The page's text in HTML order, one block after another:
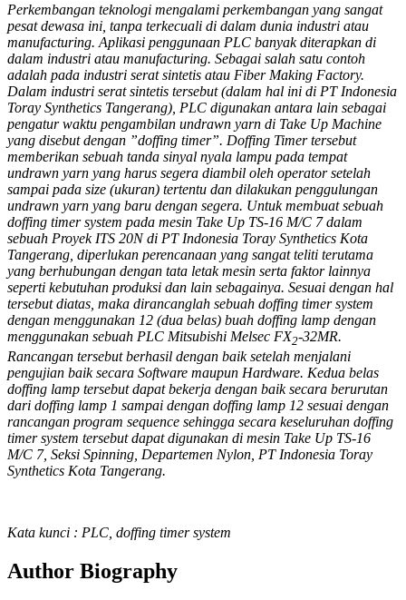
Perkembangan teknologi mengalami perkembangan yang sangat
pesat dewasa ini, tanpa terkecuali di dalam dunia industri atau
manufacturing. Aplikasi penggunaan PLC banyak diterapkan di
dalam industri atau manufacturing. Sebagai salah satu contoh
adalah pada industri serat sintetis atau Fiber Making Factory.
Dalam industri serat sintetis tersebut (dalam hal ini di PT Indonesia
Toray Synthetics Tangerang), PLC digunakan antara lain sebagai
pengatur waktu pengambilan undrawn yarn di Take Up Machine
yang disebut dengan ”doffing timer”. Doffing Timer tersebut
memberikan sebuah tanda sinyal nyala lampu pada tempat
undrawn yarn yang harus segera diambil oleh operator setelah
sampai pada size (ukuran) tertentu dan dilakukan penggulungan
undrawn yarn yang baru dengan segera. Untuk membuat sebuah
doffing timer system pada mesin Take Up TS-16 M/C 7 dalam
sebuah Proyek ITS 20N di PT Indonesia Toray Synthetics Kota
Tangerang, diperlukan perencanaan yang sangat teliti terutama
yang berhubungan dengan tata letak mesin serta faktor lainnya
seperti kebutuhan produksi dan lain sebagainya. Sesuai dengan hal
tersebut diatas, maka dirancanglah sebuah doffing timer system
dengan menggunakan 12 (dua belas) buah doffing lamp dengan
menggunakan sebuah PLC Mitsubishi Melsec FX2-32MR.
Rancangan tersebut berhasil dengan baik setelah menjalani
pengujian baik secara Software maupun Hardware. Kedua belas
doffing lamp tersebut dapat bekerja dengan baik secara berurutan
dari doffing lamp 1 sampai dengan doffing lamp 12 sesuai dengan
rancangan program sequence sehingga secara keseluruhan doffing
timer system tersebut dapat digunakan di mesin Take Up TS-16
M/C 7, Seksi Spinning, Departemen Nylon, PT Indonesia Toray
Synthetics Kota Tangerang.
Kata kunci : PLC, doffing timer system
Author Biography